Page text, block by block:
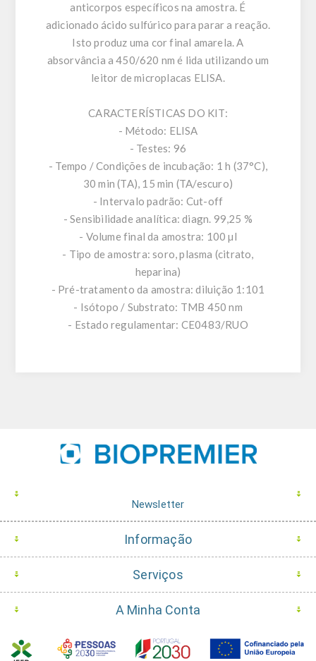
anticorpos específicos na amostra. É
adicionado ácido sulfúrico para parar a reação.
Isto produz uma cor final amarela. A
absorvância a 450/620 nm é lida utilizando um
leitor de microplacas ELISA.
CARACTERÍSTICAS DO KIT:
- Método: ELISA
- Testes: 96
- Tempo / Condições de incubação: 1 h (37°C),
30 min (TA), 15 min (TA/escuro)
- Intervalo padrão: Cut-off
- Sensibilidade analítica: diagn. 99,25 %
- Volume final da amostra: 100 µl
- Tipo de amostra: soro, plasma (citrato,
heparina)
- Pré-tratamento da amostra: diluição 1:101
- Isótopo / Substrato: TMB 450 nm
- Estado regulamentar: CE0483/RUO
Newsletter
Informação
Serviços
A Minha Conta